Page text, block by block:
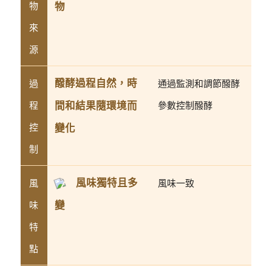
物
來
源
物
過
程
控
制
醱酵過程自然，時
間和結果隨環境而
變化
通過監測和調節醱酵
參數控制醱酵
風
味
特
點
風味獨特且多
變
風味一致